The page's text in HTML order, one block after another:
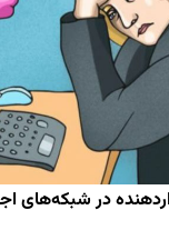
در شبکه‌های